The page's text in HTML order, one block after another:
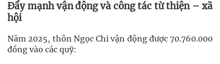
Đẩy mạnh vận động và công tác từ thiện – xã
hội
Năm 2025, thôn Ngọc Chi vận động được 70.760.000
đồng vào các quỹ: